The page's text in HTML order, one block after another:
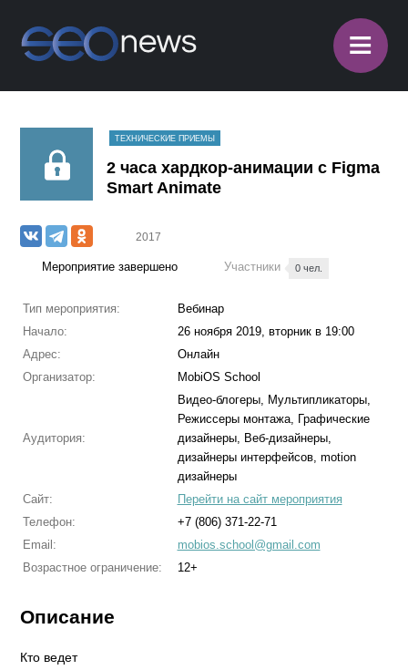
≡
ТЕХНИЧЕСКИЕ ПРИЕМЫ
2 часа хардкор-анимации с Figma
Smart Animate
2017
Мероприятие завершено Участники 0 чел.
Тип мероприятия:
Вебинар
Начало:
26 ноября 2019, вторник в 19:00
Адрес:
Онлайн
Организатор:
MobiOS School
Аудитория:
Видео-блогеры, Мультипликаторы,
Режиссеры монтажа, Графические
дизайнеры, Веб-дизайнеры,
дизайнеры интерфейсов, motion
дизайнеры
Сайт:
Перейти на сайт мероприятия
Телефон:
+7 (806) 371-22-71
Email:
mobios.school@gmail.com
Возрастное ограничение:
12+
Описание
Кто ведет